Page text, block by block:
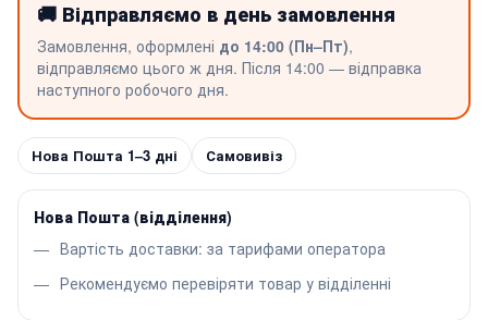
🚚 Відправляємо в день замовлення
Замовлення, оформлені до 14:00 (Пн–Пт),
відправляємо цього ж дня. Після 14:00 — відправка
наступного робочого дня.
Нова Пошта 1–3 дні Самовивіз
Нова Пошта (відділення)
Вартість доставки: за тарифами оператора
Рекомендуємо перевіряти товар у відділенні